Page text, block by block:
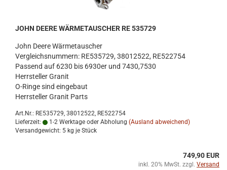
JOHN DEERE WÄR­ME­TAU­SCHER RE 535729
John Deere Wär­me­tau­scher
Ver­gleichs­num­mern: RE535729, 38012522, RE522754
Pas­send auf 6230 bis 6930er und 7430,7530
Herr­stel­ler Gra­nit
O-​Ringe sind ein­ge­baut
Herr­stel­ler Gra­nit Parts
Art.Nr.: RE535729, 38012522, RE522754
Lieferzeit:
1-2 Werktage oder Abholung (Ausland abweichend)
Versandgewicht: 5 kg je Stück
749,90 EUR
inkl. 20% MwSt. zzgl. Versand